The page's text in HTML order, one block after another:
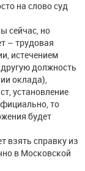
на слово суд
сейчас, но
– трудовая
истечением
должность
оклада),
установление
то
будет
взять справку из
в Московской